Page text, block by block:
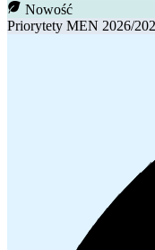
Nowość
Priorytety MEN 2026/